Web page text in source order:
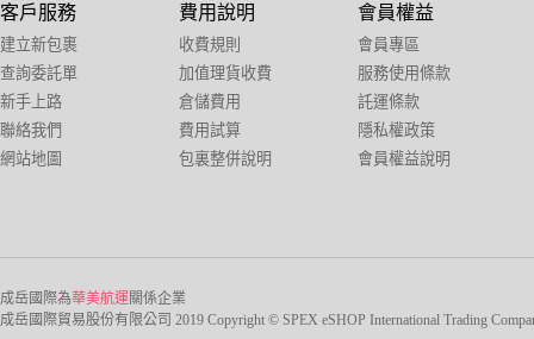
客戶服務
建立新包裹
查詢委託單
新手上路
聯絡我們
網站地圖
費用說明
收費規則
加值理貨收費
倉儲費用
費用試算
包裏整併說明
會員權益
會員專區
服務使用條款
託運條款
隱私權政策
會員權益說明
成岳國際為華美航運關係企業
成岳國際貿易股份有限公司 2019 Copyright © SPEX eSHOP International Trading